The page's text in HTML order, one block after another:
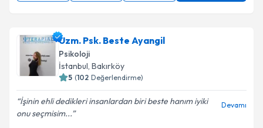
Uzm. Psk. Beste Ayangil
Psikoloji
İstanbul, Bakırköy
5 (102 Değerlendirme)
İşinin ehli dedikleri insanlardan biri beste hanım iyiki
onu seçmisim...
Devamı